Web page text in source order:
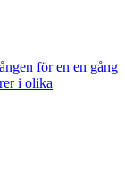
för en en gång
i olika